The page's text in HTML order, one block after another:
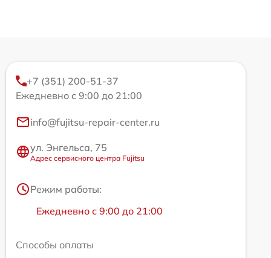
+7 (351) 200-51-37
Ежедневно с 9:00 до 21:00
info@fujitsu-repair-center.ru
ул. Энгельса, 75
Адрес сервисного центра Fujitsu
Режим работы:
Ежедневно с 9:00 до 21:00
Способы оплаты